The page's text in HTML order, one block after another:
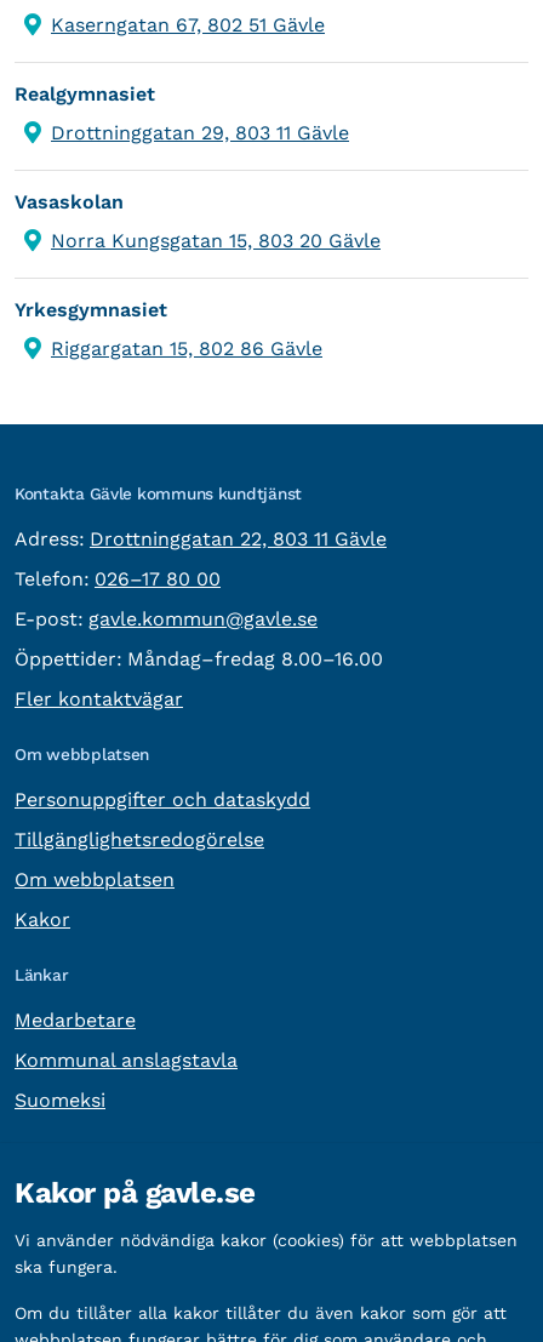
Kaserngatan 67, 802 51 Gävle
Realgymnasiet
Drottninggatan 29, 803 11 Gävle
Vasaskolan
Norra Kungsgatan 15, 803 20 Gävle
Yrkesgymnasiet
Riggargatan 15, 802 86 Gävle
Kontakta Gävle kommuns kundtjänst
Adress: besöksadress:
Drottninggatan 22, 803 11 Gävle
Telefon: Telefon:
026–17 80 00
E-post: E-post:
gavle.kommun@gavle.se
Öppettider: Måndag–fredag 8.00–16.00
Fler kontaktvägar
Om webbplatsen
Personuppgifter och dataskydd
Tillgänglighetsredogörelse
Om webbplatsen
Kakor
Länkar
Medarbetare
Kommunal anslagstavla
Suomeksi
Organisationsnummer: 212000-2338
Bankgironummer: 5888-2333
Kakor på gavle.se
Vi använder nödvändiga kakor (cookies) för att webbplatsen
ska fungera.
Om du tillåter alla kakor tillåter du även kakor som gör att